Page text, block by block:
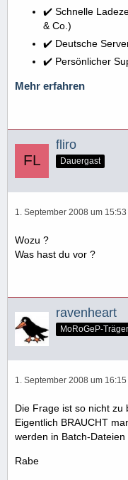
✔️ Schnelle
& Co.)
✔️ Deutsche
✔️ Persönlicher
Mehr erfahren
fliro
Dauergast
1. September 2008 um 15:53
Wozu ?
Was hast du vor ?
ravenheart
MoRoGeP-
1. September 2008 um 16:15
Die Frage ist so nicht zu
Eigentlich BRAUCHT
werden in Batch-
Rabe